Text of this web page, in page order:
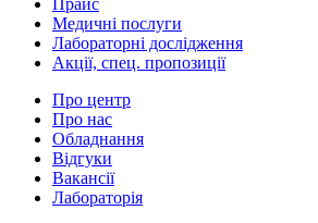
Медичні послуги
Лабораторні дослідження
Акції, спец. пропозиції
Про центр
Про нас
Обладнання
Відгуки
Вакансії
Лабораторія